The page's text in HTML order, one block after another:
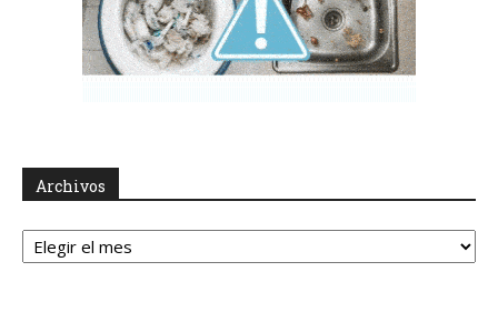
Archivos
Archivos